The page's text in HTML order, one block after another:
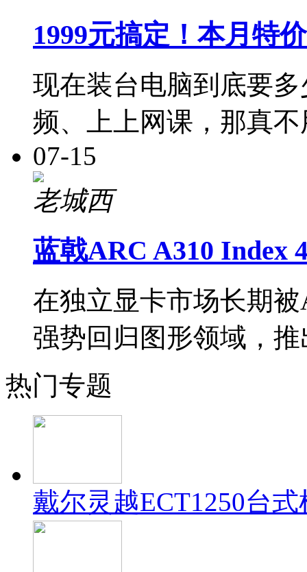
1999元搞定！本月特
现在装台电脑到底要
频、上上网课，那真不
07-15
老城西
蓝戟ARC A310 Index
在独立显卡市场长期
强势回归图形领域，推
热门专题
戴尔灵越ECT1250台